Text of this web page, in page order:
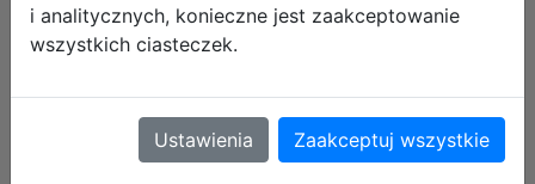
13,81 zł
i analitycznych, konieczne jest zaakceptowanie
wszystkich ciasteczek.
Ustawienia Zaakceptuj wszystkie